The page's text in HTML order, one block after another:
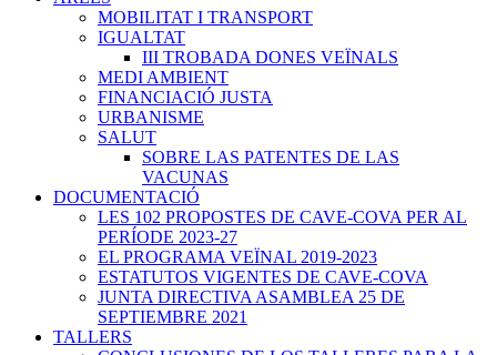
MOBILITAT I TRANSPORT
IGUALTAT
III TROBADA DONES VEÏNALS
MEDI AMBIENT
FINANCIACIÓ JUSTA
URBANISME
SALUT
SOBRE LAS PATENTES DE LAS
VACUNAS
DOCUMENTACIÓ
LES 102 PROPOSTES DE CAVE-COVA PER AL
PERÍODE 2023-27
EL PROGRAMA VEÏNAL 2019-2023
ESTATUTOS VIGENTES DE CAVE-COVA
JUNTA DIRECTIVA ASAMBLEA 25 DE
SEPTIEMBRE 2021
TALLERS